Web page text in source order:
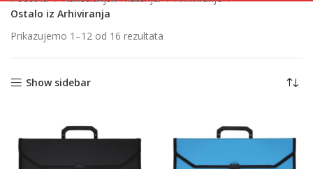
Ostalo iz Arhiviranja
Prikazujemo 1–12 od 16 rezultata
Show sidebar